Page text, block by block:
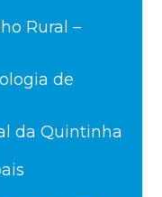
Rural –
de
da Quintinha